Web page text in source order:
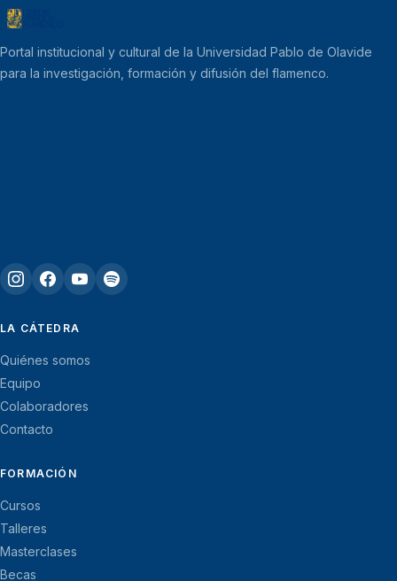
Portal institucional y cultural de la Universidad Pablo de Olavide
para la investigación, formación y difusión del flamenco.
LA CÁTEDRA
Quiénes somos
Equipo
Colaboradores
Contacto
FORMACIÓN
Cursos
Talleres
Masterclases
Becas